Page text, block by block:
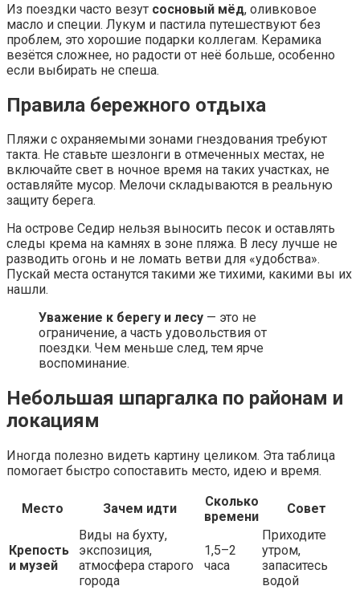
Из поездки часто везут сосновый мёд, оливковое
масло и специи. Лукум и пастила путешествуют без
проблем, это хорошие подарки коллегам. Керамика
везётся сложнее, но радости от неё больше, особенно
если выбирать не спеша.
Правила бережного отдыха
Пляжи с охраняемыми зонами гнездования требуют
такта. Не ставьте шезлонги в отмеченных местах, не
включайте свет в ночное время на таких участках, не
оставляйте мусор. Мелочи складываются в реальную
защиту берега.
На острове Седир нельзя выносить песок и оставлять
следы крема на камнях в зоне пляжа. В лесу лучше не
разводить огонь и не ломать ветви для «удобства».
Пускай места останутся такими же тихими, какими вы их
нашли.
Уважение к берегу и лесу — это не
ограничение, а часть удовольствия от
поездки. Чем меньше след, тем ярче
воспоминание.
Небольшая шпаргалка по районам и
локациям
Иногда полезно видеть картину целиком. Эта таблица
помогает быстро сопоставить место, идею и время.
Место Зачем идти
Сколько
времени
Совет
Крепость
и музей
Виды на бухту,
экспозиция,
атмосфера старого
города
1,5–2
часа
Приходите
утром,
запаситесь
водой